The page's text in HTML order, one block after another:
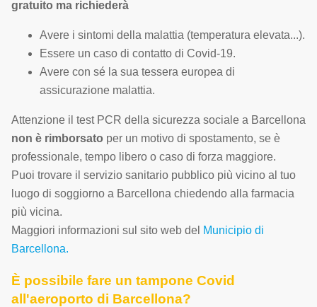
gratuito ma richiederà
Avere i sintomi della malattia (temperatura elevata...).
Essere un caso di contatto di Covid-19.
Avere con sé la sua tessera europea di
assicurazione malattia.
Attenzione il test PCR della sicurezza sociale a Barcellona
non è rimborsato per un motivo di spostamento, se è
professionale, tempo libero o caso di forza maggiore.
Puoi trovare il servizio sanitario pubblico più vicino al tuo
luogo di soggiorno a Barcellona chiedendo alla farmacia
più vicina.
Maggiori informazioni sul sito web del Municipio di
Barcellona.
È possibile fare un tampone Covid
all'aeroporto di Barcellona?